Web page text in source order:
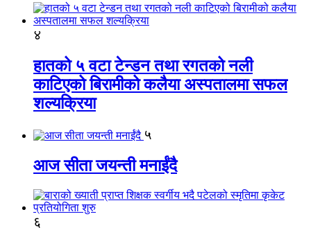
४
हातको ५ वटा टेन्डन तथा रगतको नली
काटिएको बिरामीको कलैया अस्पतालमा सफल
शल्यक्रिया
५
आज सीता जयन्ती मनाईंदै
६